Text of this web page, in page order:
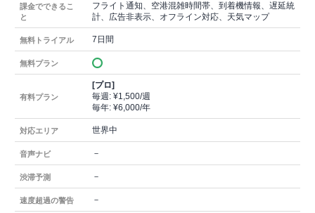
課金でできるこ
と
フライト通知、空港混雑時間帯、到着機情報、遅延統
計、広告非表示、オフライン対応、天気マップ
無料トライアル 7日間
無料プラン
有料プラン
[プロ]
毎週: ¥1,500/週
毎年: ¥6,000/年
対応エリア 世界中
音声ナビ －
渋滞予測 －
速度超過の警告 －